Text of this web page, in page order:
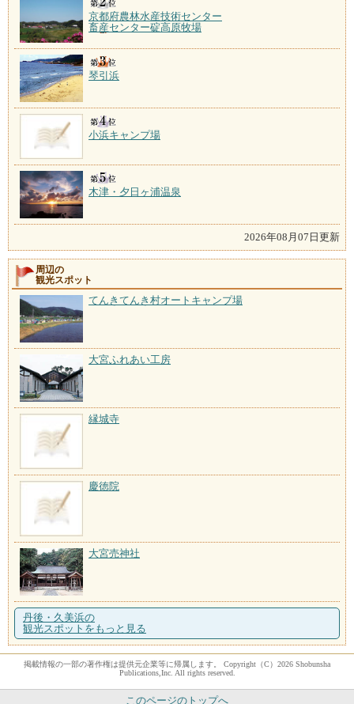
京都府農林水産技術センター
畜産センター碇高原牧場
琴引浜
小浜キャンプ場
木津・夕日ヶ浦温泉
2026年08月07日更新
周辺の
観光スポット
てんきてんき村オートキャンプ場
大宮ふれあい工房
縁城寺
慶徳院
大宮売神社
丹後・久美浜の
観光スポットをもっと見る
掲載情報の一部の著作権は提供元企業等に帰属します。 Copyright（C）2026 Shobunsha
Publications,Inc. All rights reserved.
このページのトップへ